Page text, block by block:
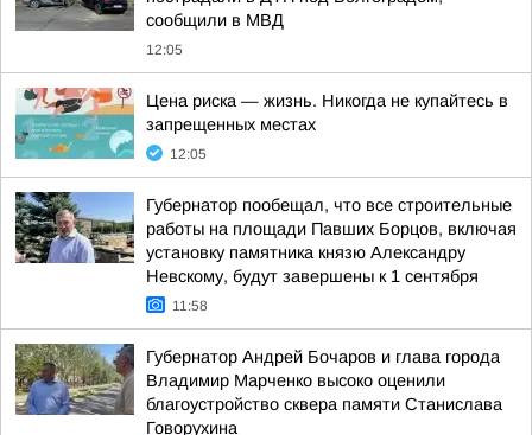
сообщили в МВД
12:05
Цена риска — жизнь. Никогда не купайтесь в
запрещенных местах
12:05
Губернатор пообещал, что все строительные
работы на площади Павших Борцов, включая
установку памятника князю Александру
Невскому, будут завершены к 1 сентября
11:58
Губернатор Андрей Бочаров и глава города
Владимир Марченко высоко оценили
благоустройство сквера памяти Станислава
Говорухина